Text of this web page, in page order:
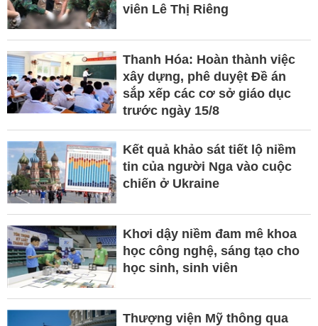
viên Lê Thị Riêng
Thanh Hóa: Hoàn thành việc
xây dựng, phê duyệt Đề án
sắp xếp các cơ sở giáo dục
trước ngày 15/8
Kết quả khảo sát tiết lộ niềm
tin của người Nga vào cuộc
chiến ở Ukraine
Khơi dậy niềm đam mê khoa
học công nghệ, sáng tạo cho
học sinh, sinh viên
Thượng viện Mỹ thông qua